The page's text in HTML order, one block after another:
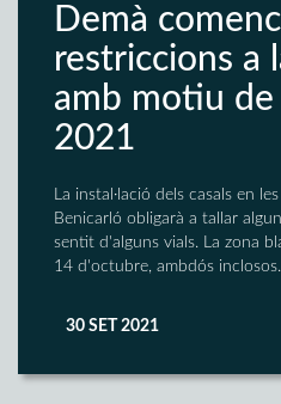
Demà
restriccions a
amb motiu de
2021
La instal·lació dels casals en
Benicarló obligarà a tallar
sentit d'alguns vials. La zona
14 d'octubre, ambdós inclosos.
30 SET 2021